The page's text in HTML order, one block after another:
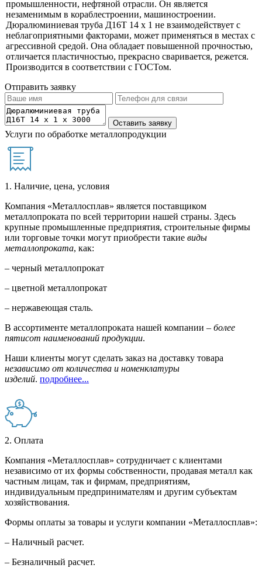
промышленности, нефтяной отрасли. Он является
незаменимым в кораблестроении, машиностроении.
Дюралюминиевая труба Д16Т 14 х 1 не взаимодействует с
неблагоприятными факторами, может применяться в местах с
агрессивной средой. Она обладает повышенной прочностью,
отличается пластичностью, прекрасно сваривается, режется.
Производится в соответствии с ГОСТом.
Отправить заявку
Услуги по обработке металлопродукции
1. Наличие, цена, условия
Компания «Металлосплав» является поставщиком
металлопроката по всей территории нашей страны. Здесь
крупные промышленные предприятия, строительные фирмы
или торговые точки могут приобрести такие виды
металлопроката, как:
– черный металлопрокат
– цветной металлопрокат
– нержавеющая сталь.
В ассортименте металлопроката нашей компании – более
пятисот наименований продукции.
Наши клиенты могут сделать заказ на доставку товара
независимо от количества и номенклатуры
изделий. подробнее...
2. Оплата
Компания «Металлосплав» сотрудничает с клиентами
независимо от их формы собственности, продавая металл как
частным лицам, так и фирмам, предприятиям,
индивидуальным предпринимателям и другим субъектам
хозяйствования.
Формы оплаты за товары и услуги компании «Металлосплав»:
– Наличный расчет.
– Безналичный расчет.